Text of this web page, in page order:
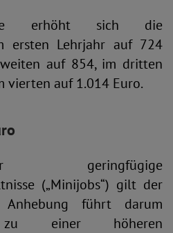
erhöht sich die
ersten Lehrjahr auf 724
auf 854, im dritten
vierten auf 1.014 Euro.
(„Minijobs“) gilt der
Anhebung führt darum
einer höheren